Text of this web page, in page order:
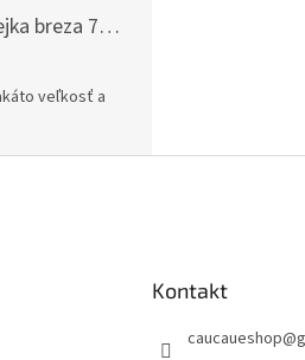
Protišmiková preglejka breza 70x125cm, hrúbka 30mm
5 hviezdičiek.
veľkosť a
Kontakt
caucaueshop@